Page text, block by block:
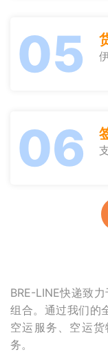
05
06
BRE-LINE快递致
组合。通过我们的
空运服务、空运
务。